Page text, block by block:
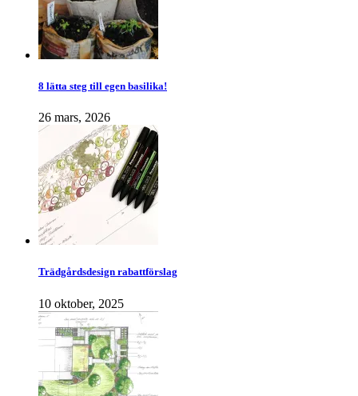
8 lätta steg till egen basilika!
26 mars, 2026
Trädgårdsdesign rabattförslag
10 oktober, 2025